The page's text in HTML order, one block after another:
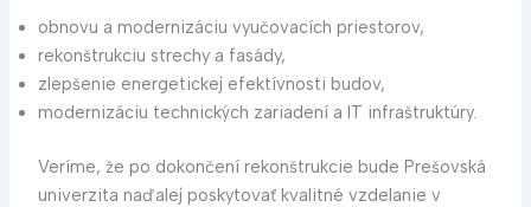
obnovu a modernizáciu vyučovacích priestorov,
rekonštrukciu strechy a fasády,
zlepšenie energetickej efektívnosti budov,
modernizáciu technických zariadení a IT infraštruktúry.
Veríme, že po dokončení rekonštrukcie bude Prešovská
univerzita naďalej poskytovať kvalitné vzdelanie v